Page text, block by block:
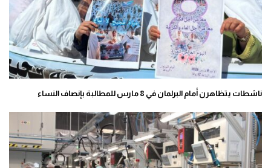
ناشطات يتظاهرن أمام البرلمان في 8 مارس للمطالبة بإنصاف النساء